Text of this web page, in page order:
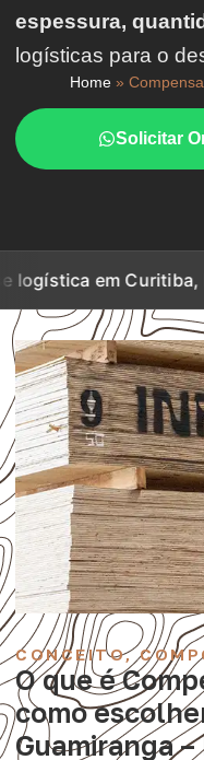
espessura,
logísticas para o
Home»
Solicitar
Curitiba, PR
CONCEITO,
O que é
como
Guamiranga –